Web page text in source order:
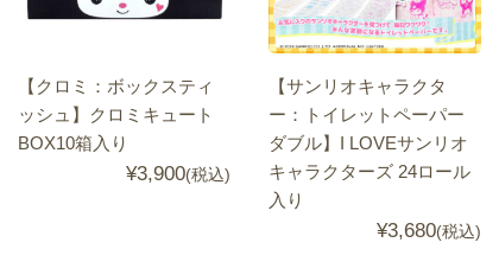
【クロミ：ボックスティ
ッシュ】クロミキュート
BOX10箱入り
¥3,900(税込)
【サンリオキャラクタ
ー：トイレットペーパー
ダブル】I LOVEサンリオ
キャラクターズ 24ロール
入り
¥3,680(税込)